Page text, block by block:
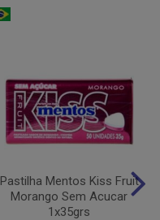
Pastilha Mentos Kiss Fruit
Morango Sem Acucar
1x35grs